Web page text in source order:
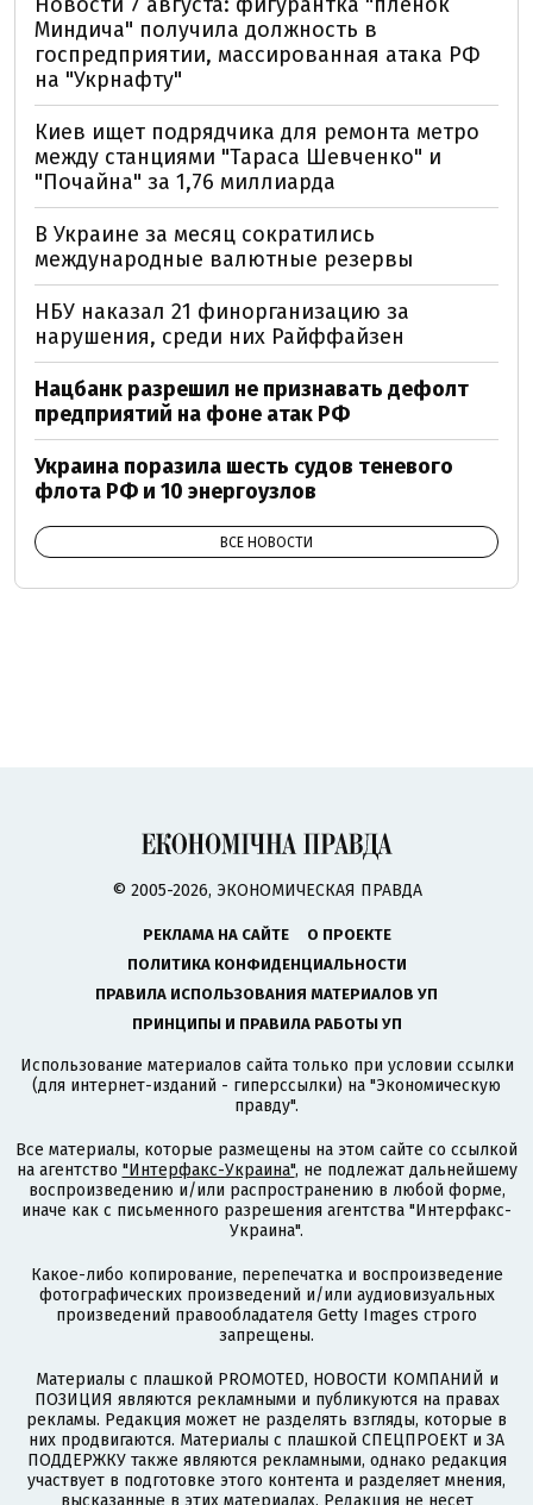
Миндича" получила должность в
госпредприятии, массированная атака РФ
на "Укрнафту"
Киев ищет подрядчика для ремонта метро
между станциями "Тараса Шевченко" и
"Почайна" за 1,76 миллиарда
В Украине за месяц сократились
международные валютные резервы
НБУ наказал 21 финорганизацию за
нарушения, среди них Райффайзен
Нацбанк разрешил не признавать дефолт
предприятий на фоне атак РФ
Украина поразила шесть судов теневого
флота РФ и 10 энергоузлов
ВСЕ НОВОСТИ
© 2005-2026, ЭКОНОМИЧЕСКАЯ ПРАВДА
РЕКЛАМА НА САЙТЕ
О ПРОЕКТЕ
ПОЛИТИКА КОНФИДЕНЦИАЛЬНОСТИ
ПРАВИЛА ИСПОЛЬЗОВАНИЯ МАТЕРИАЛОВ УП
ПРИНЦИПЫ И ПРАВИЛА РАБОТЫ УП
Использование материалов сайта только при условии ссылки
(для интернет-изданий - гиперссылки) на "Экономическую
правду".
Все материалы, которые размещены на этом сайте со ссылкой
на агентство "Интерфакс-Украина", не подлежат дальнейшему
воспроизведению и/или распространению в любой форме,
иначе как с письменного разрешения агентства "Интерфакс-
Украина".
Какое-либо копирование, перепечатка и воспроизведение
фотографических произведений и/или аудиовизуальных
произведений правообладателя Getty Images строго
запрещены.
Материалы с плашкой PROMOTED, НОВОСТИ КОМПАНИЙ и
ПОЗИЦИЯ являются рекламными и публикуются на правах
рекламы. Редакция может не разделять взгляды, которые в
них продвигаются. Материалы с плашкой СПЕЦПРОЕКТ и ЗА
ПОДДЕРЖКУ также являются рекламными, однако редакция
участвует в подготовке этого контента и разделяет мнения,